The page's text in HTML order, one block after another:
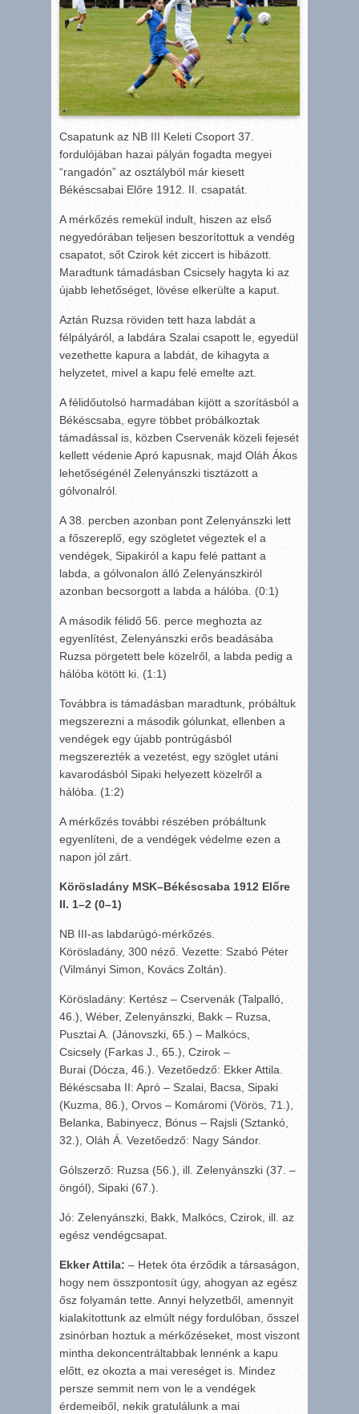
Csapatunk az NB III Keleti Csoport 37.
fordulójában hazai pályán fogadta megyei
“rangadón” az osztályból már kiesett
Békéscsabai Előre 1912. II. csapatát.
A mérkőzés remekül indult, hiszen az első
negyedórában teljesen beszorítottuk a vendég
csapatot, sőt Czirok két ziccert is hibázott.
Maradtunk támadásban Csicsely hagyta ki az
újabb lehetőséget, lövése elkerülte a kaput.
Aztán Ruzsa röviden tett haza labdát a
félpályáról, a labdára Szalai csapott le, egyedül
vezethette kapura a labdát, de kihagyta a
helyzetet, mivel a kapu felé emelte azt.
A félidőutolsó harmadában kijött a szorításból a
Békéscsaba, egyre többet próbálkoztak
támadással is, közben Cservenák közeli fejesét
kellett védenie Apró kapusnak, majd Oláh Ákos
lehetőségénél Zelenyánszki tisztázott a
gólvonalról.
A 38. percben azonban pont Zelenyánszki lett
a főszereplő, egy szögletet végeztek el a
vendégek, Sipakiról a kapu felé pattant a
labda, a gólvonalon álló Zelenyánszkiról
azonban becsorgott a labda a hálóba. (0:1)
A második félidő 56. perce meghozta az
egyenlítést, Zelenyánszki erős beadásába
Ruzsa pörgetett bele közelről, a labda pedig a
hálóba kötött ki. (1:1)
Továbbra is támadásban maradtunk, próbáltuk
megszerezni a második gólunkat, ellenben a
vendégek egy újabb pontrúgásból
megszerezték a vezetést, egy szöglet utáni
kavarodásból Sipaki helyezett közelről a
hálóba. (1:2)
A mérkőzés további részében próbáltunk
egyenlíteni, de a vendégek védelme ezen a
napon jól zárt.
Körösladány MSK–Békéscsaba 1912 Előre
II. 1–2 (0–1)
NB III-as labdarúgó-mérkőzés.
Körösladány, 300 néző. Vezette: Szabó Péter
(Vilmányi Simon, Kovács Zoltán).
Körösladány: Kertész – Cservenák (Talpalló,
46.), Wéber, Zelenyánszki, Bakk – Ruzsa,
Pusztai A. (Jánovszki, 65.) – Malkócs,
Csicsely (Farkas J., 65.), Czirok –
Burai (Dócza, 46.). Vezetőedző: Ekker Attila.
Békéscsaba II: Apró – Szalai, Bacsa, Sipaki
(Kuzma, 86.), Orvos – Komáromi (Vörös, 71.),
Belanka, Babinyecz, Bónus – Rajsli (Sztankó,
32.), Oláh Á. Vezetőedző: Nagy Sándor.
Gólszerző: Ruzsa (56.), ill. Zelenyánszki (37. –
öngól), Sipaki (67.).
Jó: Zelenyánszki, Bakk, Malkócs, Czirok, ill. az
egész vendégcsapat.
Ekker Attila: – Hetek óta érződik a társaságon,
hogy nem összpontosít úgy, ahogyan az egész
ősz folyamán tette. Annyi helyzetből, amennyit
kialakítottunk az elmúlt négy fordulóban, ősszel
zsinórban hoztuk a mérkőzéseket, most viszont
mintha dekoncentráltabbak lennénk a kapu
előtt, ez okozta a mai vereséget is. Mindez
persze semmit nem von le a vendégek
érdemeiből, nekik gratulálunk a mai